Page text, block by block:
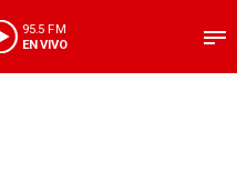
95.5 FM
EN VIVO